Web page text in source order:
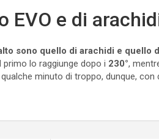
EVO e di
sono quello di arachidi e quello
lo raggiunge dopo i 230°,
minuto di troppo, dunque,